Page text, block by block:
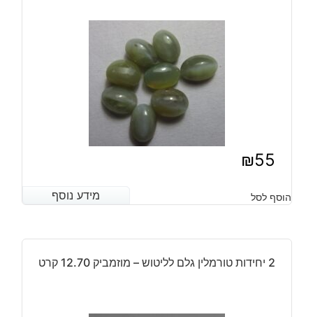
₪55
מידע נוסף הוסף לסל מידע נוסף
2 יחידות טורמלין גלם לליטוש – מוזמביק 12.70 קרט